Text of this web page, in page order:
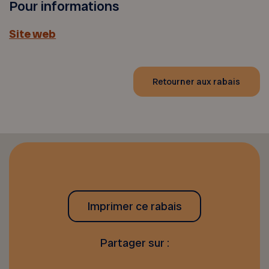
Pour informations
Site web
Retourner aux rabais
Imprimer ce rabais
Partager sur :